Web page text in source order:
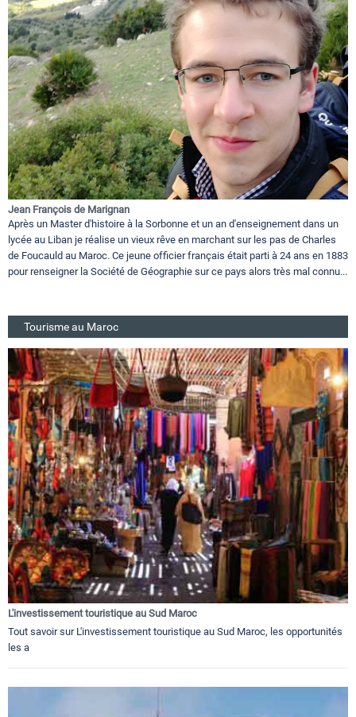
Jean François de Marignan
Après un Master d'histoire à la Sorbonne et un an d'enseignement dans un
lycée au Liban je réalise un vieux rêve en marchant sur les pas de Charles
de Foucauld au Maroc. Ce jeune officier français était parti à 24 ans en 1883
pour renseigner la Société de Géographie sur ce pays alors très mal connu...
Tourisme au Maroc
L'investissement touristique au Sud Maroc
Tout savoir sur L'investissement touristique au Sud Maroc, les opportunités
les a